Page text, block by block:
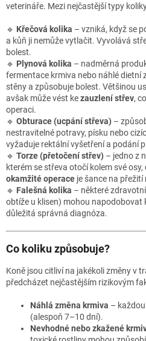
veterináře. Mezi nejčastější typy
🔹 Křečová kolika – vzniká, když se
a kůň ji nemůže vytlačit. Vyvolává
bolest.
🔹 Plynová kolika – nadměrná
fermentace krmiva nebo náhlé dietní
stěny a způsobuje bolest. Většinou
avšak může vést kezauzlení střev,
operaci.
🔹 Obturace (ucpání střeva) –
nestravitelné potravy, písku nebo
vyžaduje rektální vyšetření a podání
🔹 Torze (přetočení střev) – jedno z
kterém se střeva otočí kolem své
okamžité operace je šance na přežití
🔹 Falešná kolika – některé
obtíže u klisen) mohou napodobovat
důležitá správná diagnóza.
Co koliku způsobuje?
Koně jsou citliví na jakékoli změny v
předcházet nejčastějším rizikovým
Náhlá změna krmiva –
(alespoň 7–10 dní).
Nevhodné nebo zkažené